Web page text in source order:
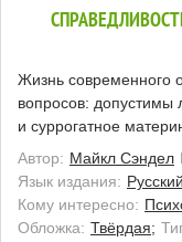
Жизнь современного
вопросов: допустимы
и суррогатное
Автор: Майкл Сэндел
Язык издания:
Кому интересно:
Обложка: Твёрдая;